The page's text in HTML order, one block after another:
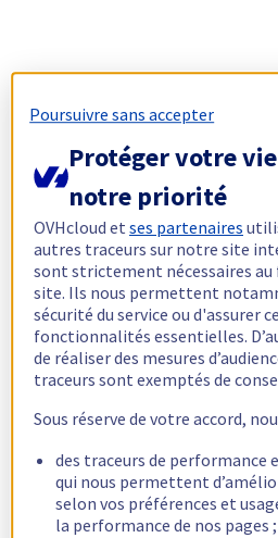
Poursuivre sans accepter
Protéger votre
notre priorité
OVHcloud etses partenaires
autres traceurs sur notre site
sont strictement nécessaires
site. Ils nous permettent
sécurité du service ou d'assurer
fonctionnalités essentielles.
de réaliser des mesures
traceurs sont exemptés de
Sous réserve de votre accord,
des traceurs de performance
qui nous permettent
selon vos préférences et
la performance de nos pages ;